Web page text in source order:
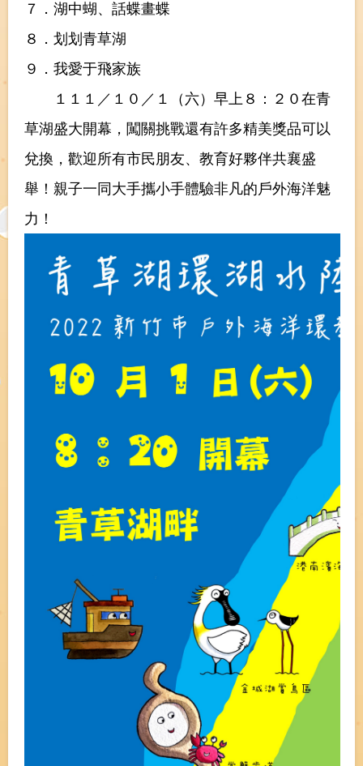
７．湖中蝴、話蝶畫蝶
８．划划青草湖
９．我愛于飛家族
１１１／１０／１（六）早上８：２０在青
草湖盛大開幕，闖關挑戰還有許多精美獎品可以
兌換，歡迎所有市民朋友、教育好夥伴共襄盛
舉！親子一同大手攜小手體驗非凡的戶外海洋魅
力！